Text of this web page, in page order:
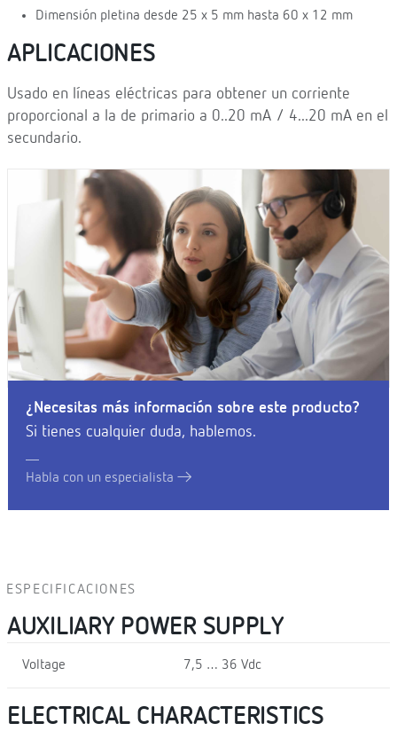
Dimensión pletina desde 25 x 5 mm hasta 60 x 12 mm
APLICACIONES
Usado en líneas eléctricas para obtener un corriente
proporcional a la de primario a 0..20 mA / 4...20 mA en el
secundario.
¿Necesitas más información sobre este producto?
Si tienes cualquier duda, hablemos.
Habla con un especialista
ESPECIFICACIONES
AUXILIARY POWER SUPPLY
Voltage 7,5 … 36 Vdc
ELECTRICAL CHARACTERISTICS